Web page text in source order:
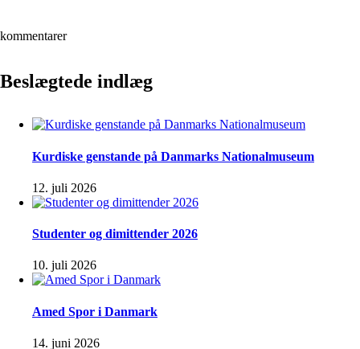
kommentarer
Beslægtede indlæg
Kurdiske genstande på Danmarks Nationalmuseum
12. juli 2026
Studenter og dimittender 2026
10. juli 2026
Amed Spor i Danmark
14. juni 2026